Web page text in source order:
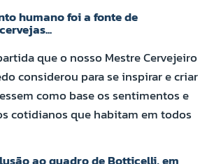
humano foi a fonte de
que o nosso Mestre Cervejeiro
considerou para se inspirar e criar
como base os sentimentos e
cotidianos que habitam em todos